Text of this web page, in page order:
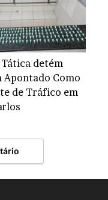
detém
Apontado Como
de Tráfico em